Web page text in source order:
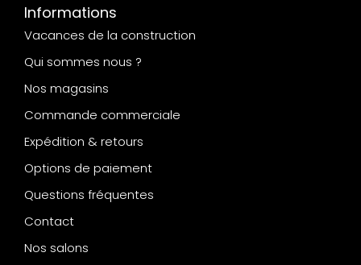
Informations
Vacances de la construction
Qui sommes nous ?
Nos magasins
Commande commerciale
Expédition & retours
Options de paiement
Questions fréquentes
Contact
Nos salons